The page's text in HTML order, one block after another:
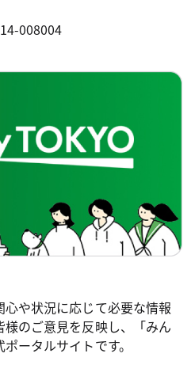
008004
や状況に応じて必要な情報
のご意見を反映し、「みん
ータルサイトです。